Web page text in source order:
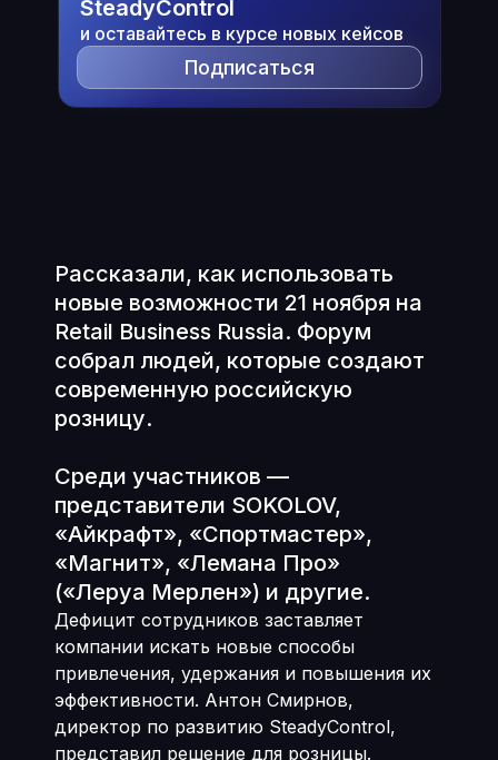
SteadyControl
и оставайтесь в курсе новых кейсов
Подписаться
Рассказали, как использовать
новые возможности 21 ноября на
Retail Business Russia. Форум
собрал людей, которые создают
современную российскую
розницу.
Среди участников —
представители SOKOLOV,
«Айкрафт», «Спортмастер»,
«Магнит», «Лемана Про»
(«Леруа Мерлен») и другие.
Дефицит сотрудников заставляет
компании искать новые способы
привлечения, удержания и повышения их
эффективности. Антон Смирнов,
директор по развитию SteadyControl,
представил решение для розницы.